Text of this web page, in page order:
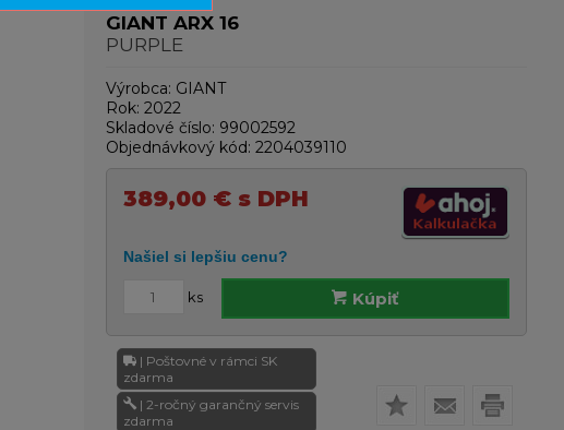
GIANT ARX 16
PURPLE
Výrobca: GIANT
Rok: 2022
Skladové číslo: 99002592
Objednávkový kód: 2204039110
389,00 €s DPH
ks Kúpiť
| Poštovné v rámci SK
zdarma
| 2-ročný garančný servis
zdarma